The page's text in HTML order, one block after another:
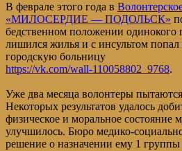
В феврале этого года в
«МИЛОСЕРДИЕ — ПОДОЛЬСК»
бедственном положении одинокого
лишился жилья и с инсультом
городскую больницу
https://vk.com/wall-110058802_9768.
Уже два месяца волонтеры
Некоторых результатов удалось
физическое и моральное состояние
улучшилось. Бюро медико-
решение о назначении ему 1